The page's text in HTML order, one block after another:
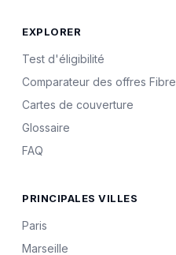
EXPLORER
Test d'éligibilité
Comparateur des offres Fibre
Cartes de couverture
Glossaire
FAQ
PRINCIPALES VILLES
Paris
Marseille